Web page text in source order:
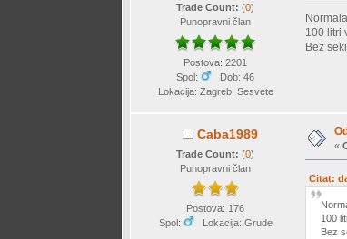
Trade Count:(0)
Punopravni član
Postova: 2201
Spol:
Dob: 46
Lokacija: Zagreb, Sesvete
100 litri
Bez
Caba1989
Trade Count:(0)
Punopravni član
Postova: 176
Spol:
Lokacija: Grude
«
Citat:
100
Bez